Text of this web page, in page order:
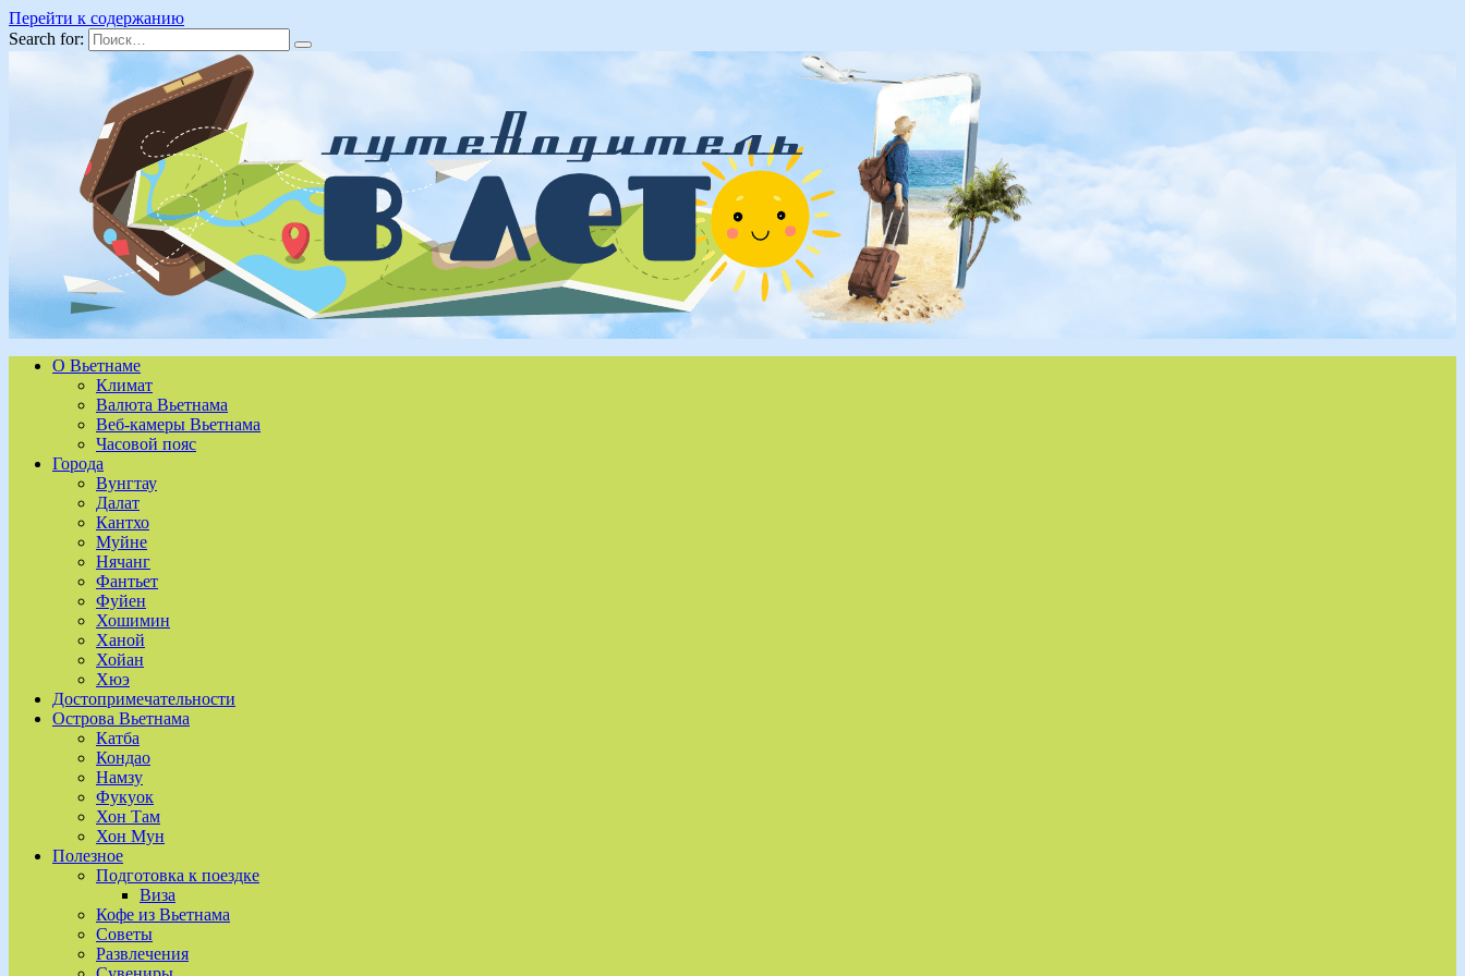
Перейти к содержанию
Search for:
О Вьетнаме
Климат
Валюта Вьетнама
Веб-камеры Вьетнама
Часовой пояс
Города
Вунгтау
Далат
Кантхо
Муйне
Нячанг
Фантьет
Фуйен
Хошимин
Ханой
Хойан
Хюэ
Достопримечательности
Острова Вьетнама
Катба
Кондао
Намзу
Фукуок
Хон Там
Хон Мун
Полезное
Подготовка к поездке
Виза
Кофе из Вьетнама
Советы
Развлечения